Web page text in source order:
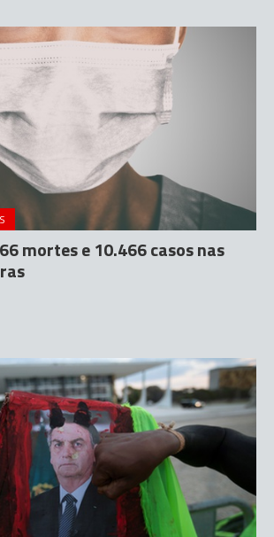
mortes e 10.466 casos nas